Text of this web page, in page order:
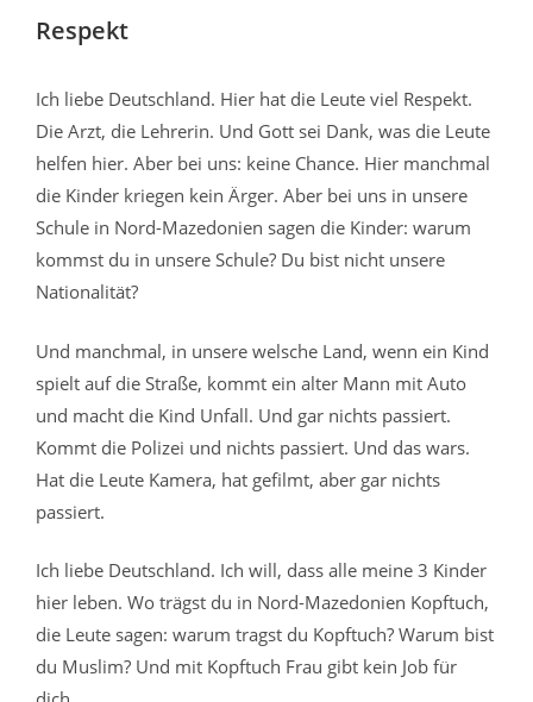
Respekt
Ich liebe Deutschland. Hier hat die Leute viel Respekt.
Die Arzt, die Lehrerin. Und Gott sei Dank, was die Leute
helfen hier. Aber bei uns: keine Chance. Hier manchmal
die Kinder kriegen kein Ärger. Aber bei uns in unsere
Schule in Nord-Mazedonien sagen die Kinder: warum
kommst du in unsere Schule? Du bist nicht unsere
Nationalität?
Und manchmal, in unsere welsche Land, wenn ein Kind
spielt auf die Straße, kommt ein alter Mann mit Auto
und macht die Kind Unfall. Und gar nichts passiert.
Kommt die Polizei und nichts passiert. Und das wars.
Hat die Leute Kamera, hat gefilmt, aber gar nichts
passiert.
Ich liebe Deutschland. Ich will, dass alle meine 3 Kinder
hier leben. Wo trägst du in Nord-Mazedonien Kopftuch,
die Leute sagen: warum tragst du Kopftuch? Warum bist
du Muslim? Und mit Kopftuch Frau gibt kein Job für